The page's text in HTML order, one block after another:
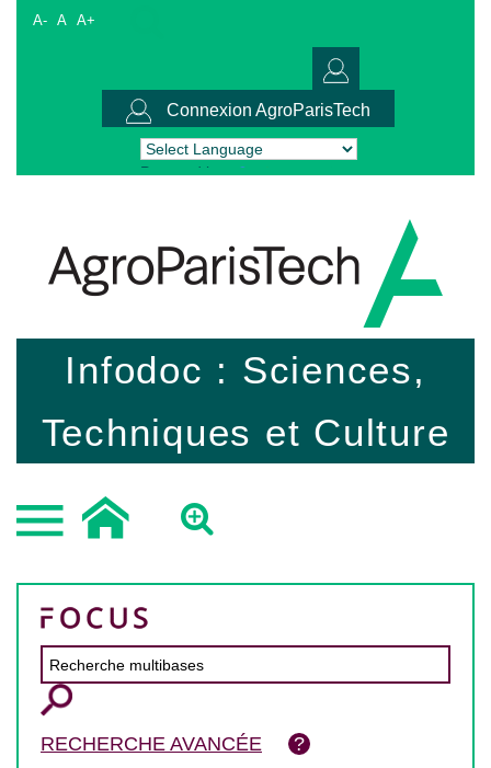
A- A A+
Connexion AgroParisTech
Powered by Translate
Infodoc : Sciences,
Techniques et Culture
RECHERCHE AVANCÉE